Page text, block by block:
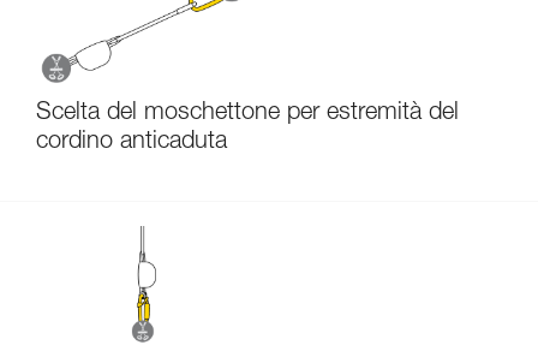
Scelta del moschettone per estremità del
cordino anticaduta